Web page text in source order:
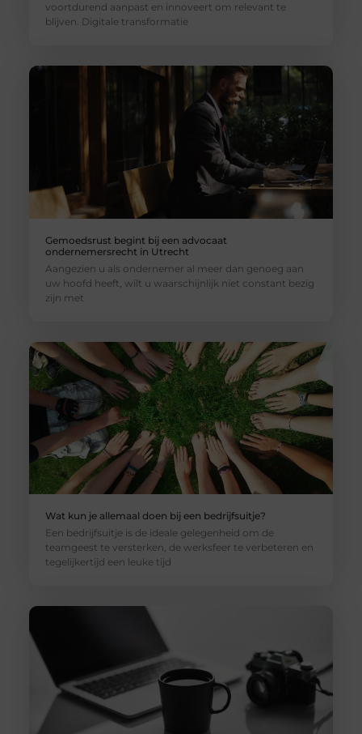
voortdurend aanpast en innoveert om relevant te
blijven. Digitale transformatie
Gemoedsrust begint bij een advocaat
ondernemersrecht in Utrecht
Aangezien u als ondernemer al meer dan genoeg aan
uw hoofd heeft, wilt u waarschijnlijk niet constant bezig
zijn met
Wat kun je allemaal doen bij een bedrijfsuitje?
Een bedrijfsuitje is de ideale gelegenheid om de
teamgeest te versterken, de werksfeer te verbeteren en
tegelijkertijd een leuke tijd